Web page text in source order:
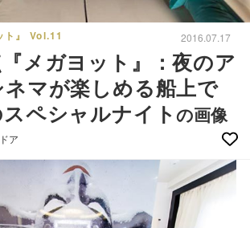
ト』 Vol.11 2016.07.17
メガヨット』：夜のア
マが楽しめる船上で
ペシャルナイトの画像
ア